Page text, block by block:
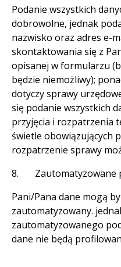
Podanie wszystkich
dobrowolne, jednak
nazwisko oraz adres e-
skontaktowania się z
opisanej w formularzu
będzie niemożliwy);
dotyczy sprawy
się podanie wszystkich
przyjęcia i rozpatrzenia
świetle obowiązujących
rozpatrzenie sprawy
8. Zautomatyzowane
Pani/Pana dane mogą
zautomatyzowany.
zautomatyzowanego
dane nie będą